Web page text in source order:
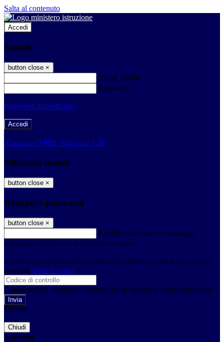
Salta al contenuto
Accedi
Accedi
button close ×
Nome Utente
Password
Password dimenticata?
-
Entra con SPID Entra con CIE
Seleziona utente
button close ×
Recupero password
button close ×
E-mail Verrà inviato un messaggio
all'indirizzo indicato con le istruzioni necessarie.
Non hai una e-mail associata al nome utente? Effettua il reset della password
tramite la Login Spaggiari
E-mail inviata, si prega di controllare la casella di posta elettronica!
Errore
Chiudi
Successo